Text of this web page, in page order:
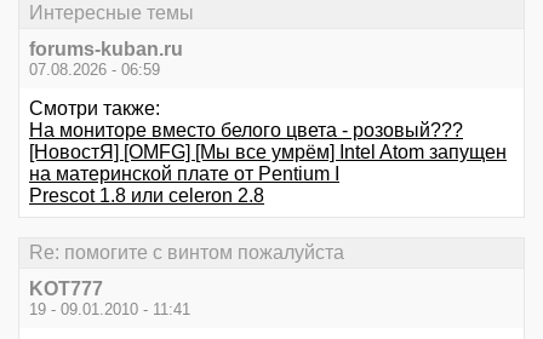
Интересные темы
forums-kuban.ru
07.08.2026 - 06:59
Смотри также:
На мониторе вместо белого цвета - розовый???
[НовостЯ] [OMFG] [Мы все умрём] Intel Atom запущен
на материнской плате от Pentium I
Prescot 1.8 или celeron 2.8
Re: помогите с винтом пожалуйста
KOT777
19 - 09.01.2010 - 11:41